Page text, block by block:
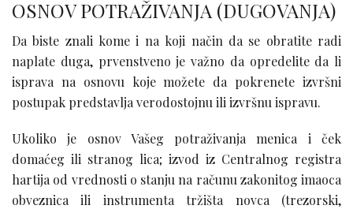
OSNOV POTRAŽIVANJA (DUGOVANJA)
Da biste znali kome i na koji način da se obratite radi
naplate duga, prvenstveno je važno da opredelite da li
isprava na osnovu koje možete da pokrenete izvršni
postupak predstavlja verodostojnu ili izvršnu ispravu.
Ukoliko je osnov Vašeg potraživanja menica i ček
domaćeg ili stranog lica; izvod iz Centralnog registra
hartija od vrednosti o stanju na računu zakonitog imaoca
obveznica ili instrumenta tržišta novca (trezorski,